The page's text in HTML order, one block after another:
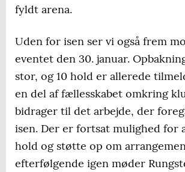
fyldt arena.
Uden for isen ser vi også frem
eventet den 30. januar.
stor, og 10 hold er allerede
en del af fællesskabet omkring
bidrager til det arbejde, der
isen. Der er fortsat mulighed for
hold og støtte op om
efterfølgende igen møder